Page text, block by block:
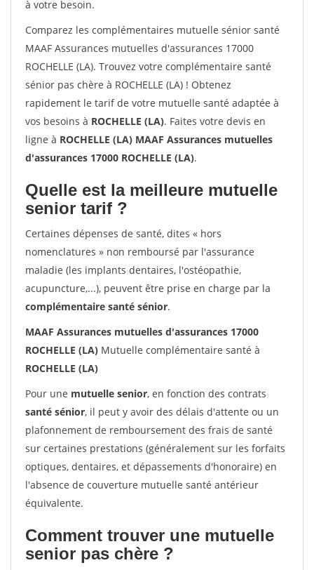
à votre besoin.
Comparez les complémentaires mutuelle sénior santé
MAAF Assurances mutuelles d'assurances 17000
ROCHELLE (LA). Trouvez votre complémentaire santé
sénior pas chère à ROCHELLE (LA) ! Obtenez
rapidement le tarif de votre mutuelle santé adaptée à
vos besoins à ROCHELLE (LA). Faites votre devis en
ligne à ROCHELLE (LA) MAAF Assurances mutuelles
d'assurances 17000 ROCHELLE (LA).
Quelle est la meilleure mutuelle
senior tarif ?
Certaines dépenses de santé, dites « hors
nomenclatures » non remboursé par l'assurance
maladie (les implants dentaires, l'ostéopathie,
acupuncture,...), peuvent être prise en charge par la
complémentaire santé sénior.
MAAF Assurances mutuelles d'assurances 17000
ROCHELLE (LA) Mutuelle complémentaire santé à
ROCHELLE (LA)
Pour une mutuelle senior, en fonction des contrats
santé sénior, il peut y avoir des délais d'attente ou un
plafonnement de remboursement des frais de santé
sur certaines prestations (généralement sur les forfaits
optiques, dentaires, et dépassements d'honoraire) en
l'absence de couverture mutuelle santé antérieur
équivalente.
Comment trouver une mutuelle
senior pas chère ?